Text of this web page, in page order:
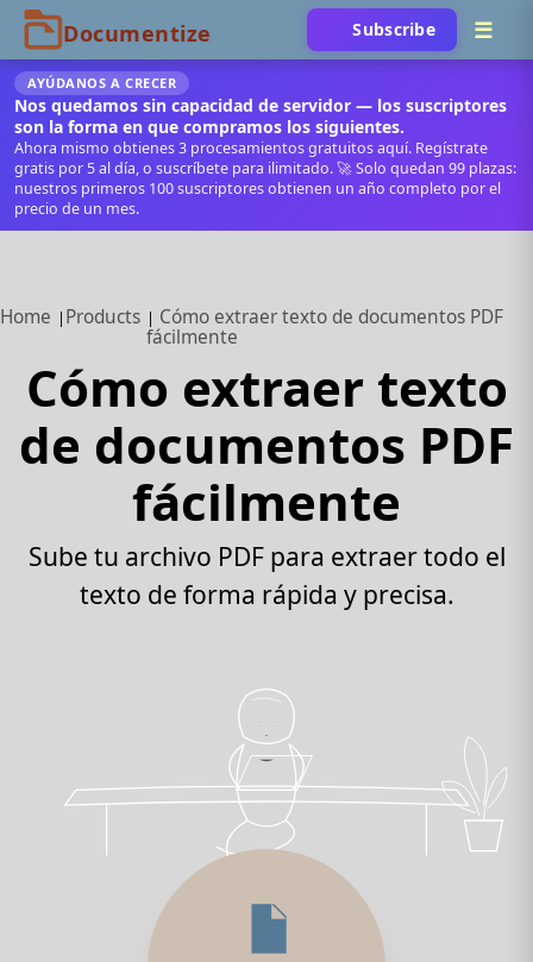
Subscribe
AYÚDANOS A CRECER
Nos quedamos sin capacidad de servidor — los suscriptores
son la forma en que compramos los siguientes.
Ahora mismo obtienes 3 procesamientos gratuitos aquí. Regístrate
gratis por 5 al día, o suscríbete para ilimitado. 🚀 Solo quedan 99 plazas:
nuestros primeros 100 suscriptores obtienen un año completo por el
precio de un mes.
Home Products
Cómo extraer texto de documentos PDF
fácilmente
Cómo extraer texto
de documentos PDF
fácilmente
Sube tu archivo PDF para extraer todo el
texto de forma rápida y precisa.